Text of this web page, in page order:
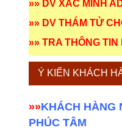
»» DV XÁC MINH
»» DV THÁM TỬ
»» TRA THÔNG TIN
Ý KIẾN KHÁCH
»»KHÁCH HÀNG
PHÚC TÂM